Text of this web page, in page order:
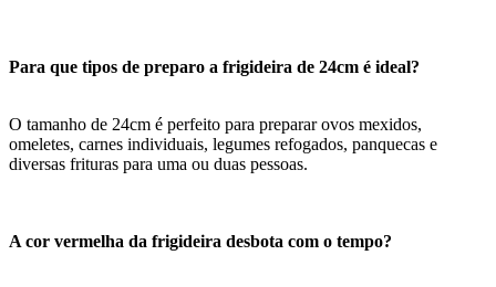
Para que tipos de preparo a frigideira de 24cm é ideal?
O tamanho de 24cm é perfeito para preparar ovos mexidos,
omeletes, carnes individuais, legumes refogados, panquecas e
diversas frituras para uma ou duas pessoas.
A cor vermelha da frigideira desbota com o tempo?